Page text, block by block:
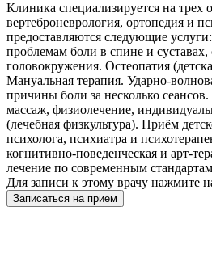
Клиника специализируется на трех
вертеброневрология, ортопедия и
предоставляются следующие
проблемам боли в спине и
головокружения. Остеопатия
Мануальная терапия. Ударно-
причины боли за несколько
массаж, физиолечение,
(лечебная физкультура). Приём
психолога, психиатра и
когнитивно-поведенческая и арт-
лечение по современным стандартам
Для записи к этому врачу нажмите
Записаться на прием